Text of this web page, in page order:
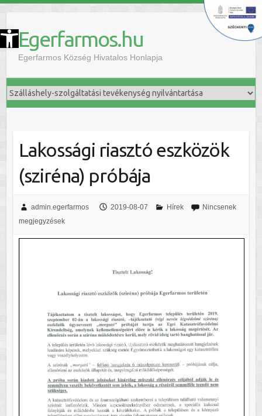
Eszköztár megnyitása Egerfarmos.hu
Egerfarmos Község Hivatalos Honlapja
Lakossági riasztó eszközök
(sziréna) próbája
admin.egerfarmos 2019-08-07 Hírek
Nincsenek
megjegyzések